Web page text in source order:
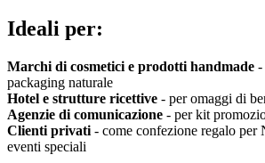
Ideali per:
Marchi di cosmetici e prodotti handmade -
packaging naturale
Hotel e strutture ricettive - per omaggi di
Agenzie di comunicazione - per kit
Clienti privati - come confezione regalo per
eventi speciali